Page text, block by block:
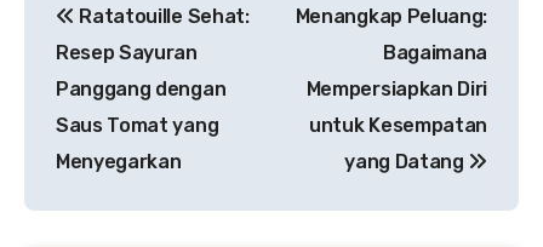
pos
Ratatouille Sehat:
Resep Sayuran
Panggang dengan
Saus Tomat yang
Menyegarkan
Menangkap Peluang:
Bagaimana
Mempersiapkan Diri
untuk Kesempatan
yang Datang